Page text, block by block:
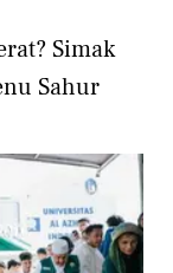
Simak
Sahur